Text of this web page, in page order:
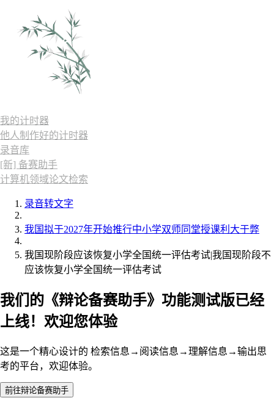
我的计时器
他人制作好的计时器
录音库
[新] 备赛助手
计算机领域论文检索
录音转文字
我国拟于2027年开始推行中小学双师同堂授课利大于弊
我国现阶段应该恢复小学全国统一评估考试|我国现阶段不
应该恢复小学全国统一评估考试
我们的《辩论备赛助手》功能测试版已经
上线！欢迎您体验
这是一个精心设计的 检索信息→阅读信息→理解信息→输出思
考的平台，欢迎体验。
前往辩论备赛助手